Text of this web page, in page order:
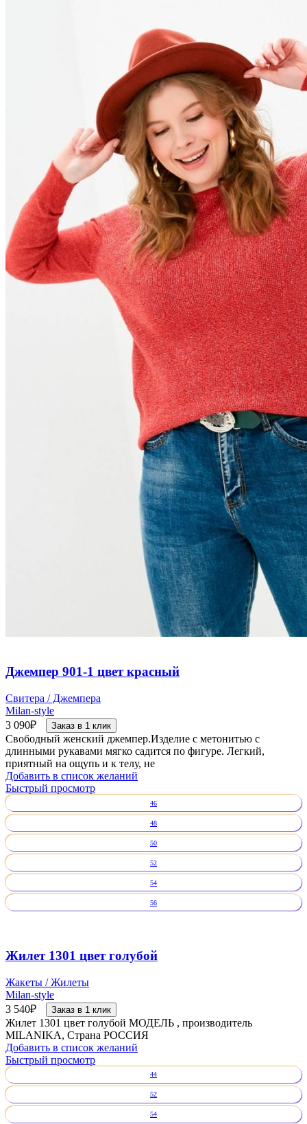
Джемпер 901-1 цвет красный
Свитера / Джемпера
Milan-style
3 090₽ Заказ в 1 клик
Свободный женский джемпер.Изделие с метонитью с
длинными рукавами мягко садится по фигуре. Легкий,
приятный на ощупь и к телу, не
Добавить в список желаний
Быстрый просмотр
46
48
50
52
54
56
Жилет 1301 цвет голубой
Жакеты / Жилеты
Milan-style
3 540₽ Заказ в 1 клик
Жилет 1301 цвет голубой МОДЕЛЬ , производитель
MILANIKA, Страна РОССИЯ
Добавить в список желаний
Быстрый просмотр
44
52
54